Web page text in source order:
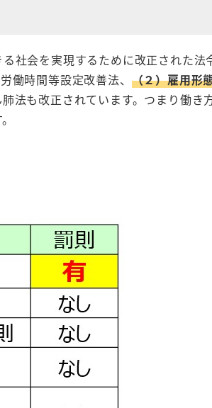
社会を実現するために改正された法
働時間等設定改善法、 （２）雇用形
法も改正されています。つまり働き